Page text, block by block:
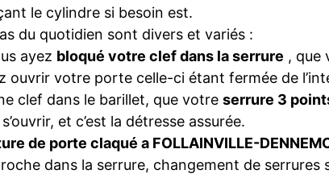
le cylindre si besoin est.
du quotidien sont divers et variés :
ayez bloqué votre clef dans la serrure , que
ouvrir votre porte celle-ci étant fermée de
clef dans le barillet, que votre serrure 3
et c’est la détresse assurée.
de porte claqué a FOLLAINVILLE-
dans la serrure, changement de serrures